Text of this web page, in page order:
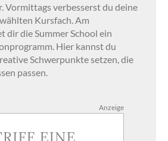
Vormittags verbesserst du deine
Kursfach. Am
dir die Summer School ein
Hier kannst du
Schwerpunkte setzen, die
passen.
Anzeige